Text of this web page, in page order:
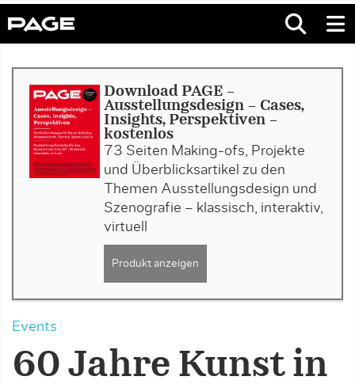
Download PAGE -
Ausstellungsdesign - Cases,
Insights, Perspektiven -
kostenlos
73 Seiten Making-ofs, Projekte
und Überblicksartikel zu den
Themen Ausstellungsdesign und
Szenografie – klassisch, interaktiv,
virtuell
Produkt anzeigen
Events
60 Jahre Kunst in